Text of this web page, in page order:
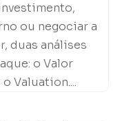
ou negociar a
duas análises
o Valor
Valuation....